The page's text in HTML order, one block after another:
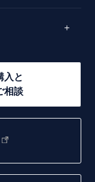
本店
入と
相談